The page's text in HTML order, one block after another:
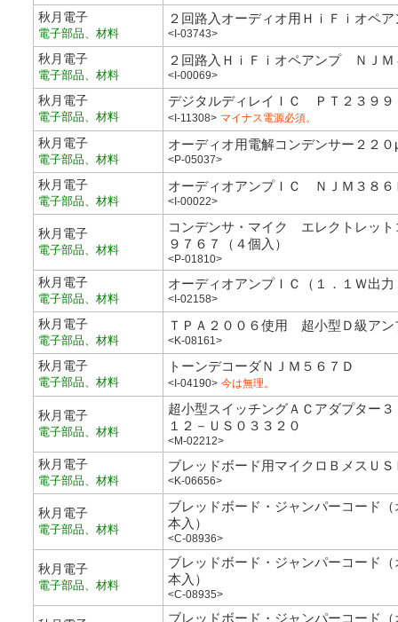
秋月電子
電子部品、材料
２回路入オーディオ用ＨｉＦｉオペ
<I-03743>
秋月電子
電子部品、材料
２回路入ＨｉＦｉオペアンプ ＮＪＭ
<I-00069>
秋月電子
電子部品、材料
デジタルディレイＩＣ ＰＴ２３９９
<I-11308> マイナス電源必須。
秋月電子
電子部品、材料
オーディオ用電解コンデンサー２２
<P-05037>
秋月電子
電子部品、材料
オーディオアンプＩＣ ＮＪＭ３８６
<I-00022>
秋月電子
電子部品、材料
コンデンサ・マイク エレクトレット
９７６７（４個入）
<P-01810>
秋月電子
電子部品、材料
オーディオアンプＩＣ（１．１Ｗ出
<I-02158>
秋月電子
電子部品、材料
ＴＰＡ２００６使用 超小型Ｄ級アン
<K-08161>
秋月電子
電子部品、材料
トーンデコーダＮＪＭ５６７Ｄ
<I-04190> 今は無理。
秋月電子
電子部品、材料
超小型スイッチングＡＣアダプタ
１２－ＵＳ０３３２０
<M-02212>
秋月電子
電子部品、材料
ブレッドボード用マイクロＢメスＵ
<K-06656>
秋月電子
電子部品、材料
ブレッドボード・ジャンパーコー
本入）
<C-08936>
秋月電子
電子部品、材料
ブレッドボード・ジャンパーコー
本入）
<C-08935>
ブレッドボード・ジャンパーコー